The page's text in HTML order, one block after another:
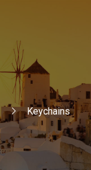
Keychains